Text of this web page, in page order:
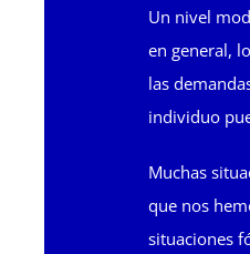
Un nivel
en general,
las
individuo
Muchas
que nos
situaciones